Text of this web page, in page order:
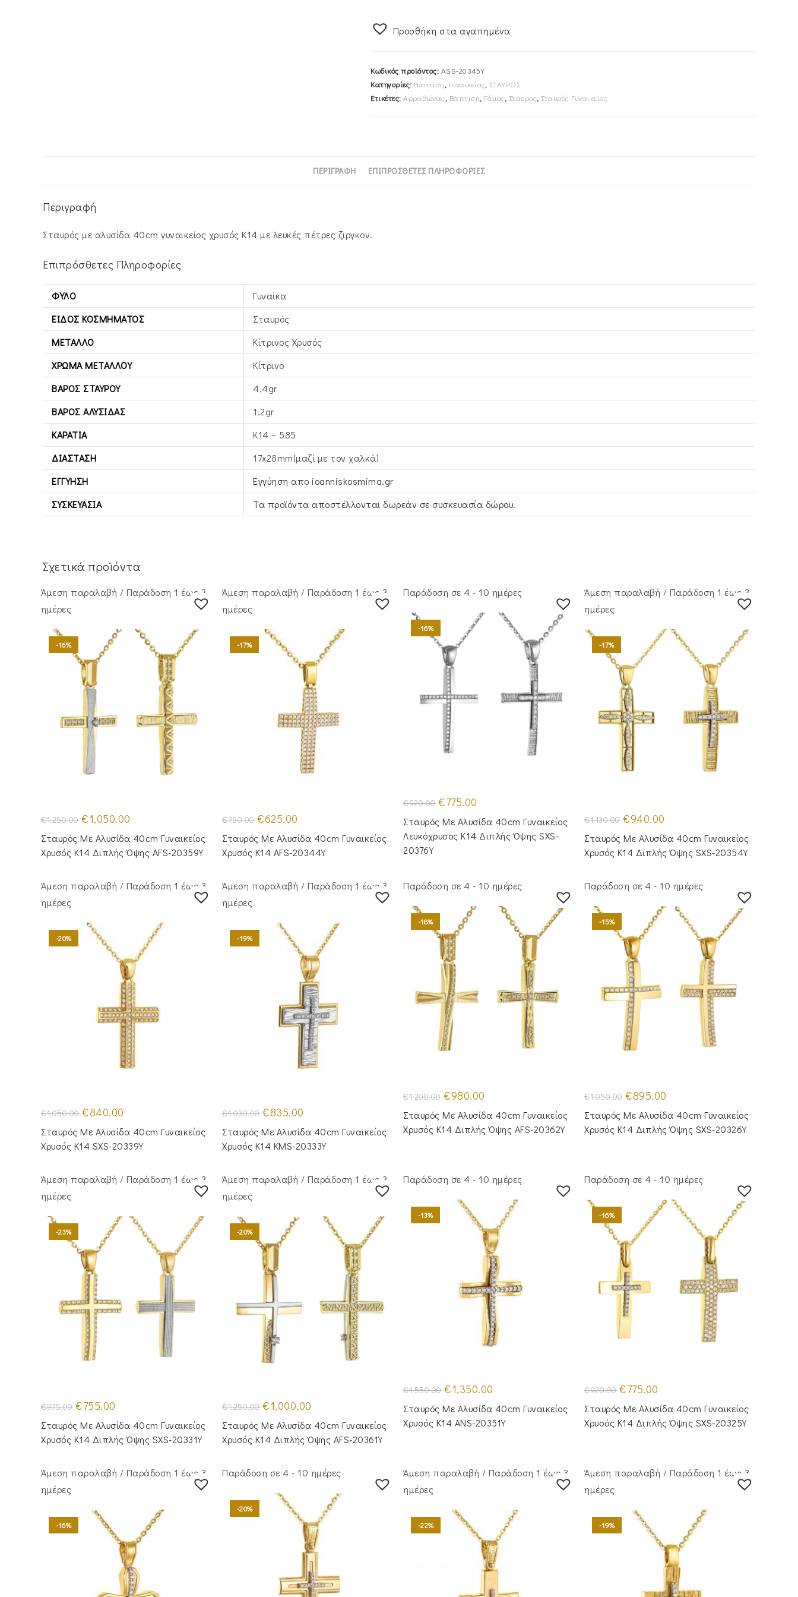
Χρυσός
20345Y
ποσότητα
Προσθήκη στα αγαπημένα
Κωδικός προϊόντος: ASS-20345Y
Κατηγορίες: Βάπτιση, Γυναικείος, ΣΤΑΥΡΟΣ
Ετικέτες: Αρραβώνας, Βάπτιση, Γάμος, Σταυρός, Σταυρός Γυναικείος
ΠΕΡΙΓΡΑΦΉ ΕΠΙΠΡΌΣΘΕΤΕΣ ΠΛΗΡΟΦΟΡΊΕΣ
Περιγραφή
Σταυρός με αλυσίδα 40cm γυναικείος χρυσός Κ14 με λευκές πέτρες ζιργκον.
Επιπρόσθετες Πληροφορίες
ΦΎΛΟ
Γυναίκα
ΕΊΔΟΣ ΚΟΣΜΉΜΑΤΟΣ
Σταυρός
ΜΈΤΑΛΛΟ
Κίτρινος Xρυσός
ΧΡΏΜΑ ΜΕΤΆΛΛΟΥ
Κίτρινο
ΒΆΡΟΣ ΣΤΑΥΡΟΎ
4,4gr
ΒΆΡΟΣ ΑΛΥΣΊΔΑΣ
1.2gr
ΚΑΡΆΤΙΑ
Κ14 – 585
ΔΙΆΣΤΑΣΗ
17x28mm(μαζί με τον χαλκά)
ΕΓΓΎΗΣΗ
Εγγύηση απο ioanniskosmima.gr
ΣΥΣΚΕΥΑΣΊΑ
Τα προϊόντα αποστέλλονται δωρεάν σε συσκευασία δώρου.
Σχετικά προϊόντα
Άμεση παραλαβή / Παράδoση 1 έως 3
ημέρες
-16%
€1,250.00 Original
price
was:
€1,250.00.
€1,050.00
τιμή
είναι:
€1,050.00.
Σταυρός Με Αλυσίδα 40cm Γυναικείος
Χρυσός Κ14 Διπλής Όψης AFS-20359Y
Άμεση παραλαβή / Παράδoση 1 έως 3
ημέρες
-17%
€750.00 Original
price
was:
€750.00.
€625.00
τιμή
είναι:
€625.00.
Σταυρός Με Αλυσίδα 40cm Γυναικείος
Χρυσός Κ14 AFS-20344Y
Παράδοση σε 4 - 10 ημέρες
-16%
€920.00 Original
price
was:
€920.00.
€775.00
τιμή
είναι:
€775.00.
Σταυρός Με Αλυσίδα 40cm Γυναικείος
Λευκόχρυσος Κ14 Διπλής Όψης SXS-
20376Y
Άμεση παραλαβή / Παράδoση 1 έως 3
ημέρες
-17%
€1,130.00 Original
price
was:
€1,130.00.
€940.00
τιμή
είναι:
€940.00.
Σταυρός Με Αλυσίδα 40cm Γυναικείος
Χρυσός Κ14 Διπλής Όψης SXS-20354Y
Άμεση παραλαβή / Παράδoση 1 έως 3
ημέρες
-20%
€1,050.00 Original
price
was:
€1,050.00.
€840.00
τιμή
είναι:
€840.00.
Σταυρός Με Αλυσίδα 40cm Γυναικείος
Χρυσός Κ14 SXS-20339Y
Άμεση παραλαβή / Παράδoση 1 έως 3
ημέρες
-19%
€1,030.00 Original
price
was:
€1,030.00.
€835.00
τιμή
είναι:
€835.00.
Σταυρός Mε Aλυσίδα 40cm Γυναικείος
Χρυσός Κ14 KMS-20333Y
Παράδοση σε 4 - 10 ημέρες
-18%
€1,200.00 Original
price
was:
€1,200.00.
€980.00
τιμή
είναι:
€980.00.
Σταυρός Mε Aλυσίδα 40cm Γυναικείος
Χρυσός Κ14 Διπλής Όψης AFS-20362Y
Παράδοση σε 4 - 10 ημέρες
-15%
€1,050.00 Original
price
was:
€1,050.00.
€895.00
τιμή
είναι:
€895.00.
Σταυρός Με Αλυσίδα 40cm Γυναικείος
Χρυσός Κ14 Διπλής Όψης SXS-20326Y
Άμεση παραλαβή / Παράδoση 1 έως 3
ημέρες
-23%
€975.00 Original
price
was:
€975.00.
€755.00
τιμή
είναι:
€755.00.
Σταυρός Με Αλυσίδα 40cm Γυναικείος
Χρυσός Κ14 Διπλής Όψης SXS-20331Y
Άμεση παραλαβή / Παράδoση 1 έως 3
ημέρες
-20%
€1,250.00 Original
price
was:
€1,250.00.
€1,000.00
τιμή
είναι:
€1,000.00.
Σταυρός Με Αλυσίδα 40cm Γυναικείος
Χρυσός Κ14 Διπλής Όψης AFS-20361Y
Παράδοση σε 4 - 10 ημέρες
-13%
€1,550.00 Original
price
was:
€1,550.00.
€1,350.00
τιμή
είναι:
€1,350.00.
Σταυρός Με Αλυσίδα 40cm Γυναικείος
Χρυσός Κ14 ANS-20351Y
Παράδοση σε 4 - 10 ημέρες
-16%
€920.00 Original
price
was:
€920.00.
€775.00
τιμή
είναι:
€775.00.
Σταυρός Με Αλυσίδα 40cm Γυναικείος
Χρυσός Κ14 Διπλής Όψης SXS-20325Y
Άμεση παραλαβή / Παράδoση 1 έως 3
ημέρες
-16%
Παράδοση σε 4 - 10 ημέρες
-20%
Άμεση παραλαβή / Παράδoση 1 έως 3
ημέρες
-22%
Άμεση παραλαβή / Παράδoση 1 έως 3
ημέρες
-19%